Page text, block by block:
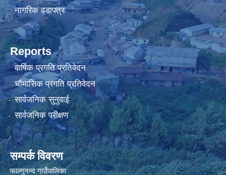
नागरिक वडापत्र
Reports
वार्षिक प्रगति प्रतिवेदन
चौमासिक प्रगति प्रतिवेदन
सार्वजनिक सुनुवाई
सार्वजनिक परीक्षण
सम्पर्क विवरण
फाल्गुनन्द गाउँपालिका